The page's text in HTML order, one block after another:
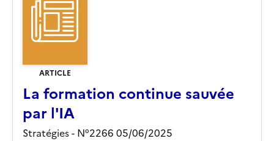
ARTICLE
La formation continue sauvée
par l'IA
Stratégies - N°2266 05/06/2025